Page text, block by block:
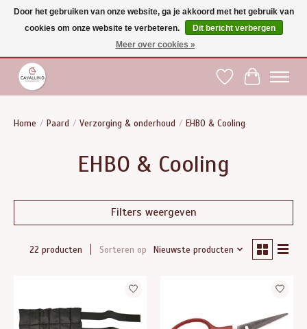
Gratis verzending vanaf €75 binnen BE - vanaf €100 naar EU | Voor 17:00 besteld is
dezelfde dag verzonden | Klantendienst: +32 (0)51 21 27 00 |
Verlanglijst
Home / Paard / Verzorging & onderhoud / EHBO & Cooling
EHBO & Cooling
Filters weergeven
22 producten Sorteren op Nieuwste producten
Door het gebruiken van onze website, ga je akkoord met het gebruik van
cookies om onze website te verbeteren.
Dit bericht verbergen
Meer over cookies »